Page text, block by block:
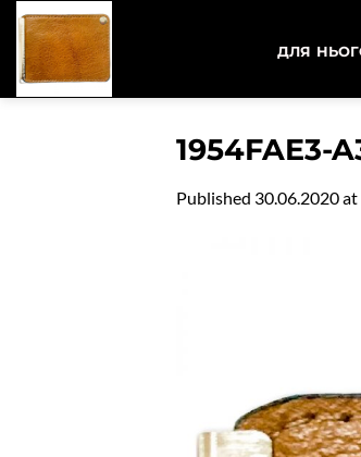
Skip
content
ДЛЯ
1954FAE3-
Published 30.06.2020at